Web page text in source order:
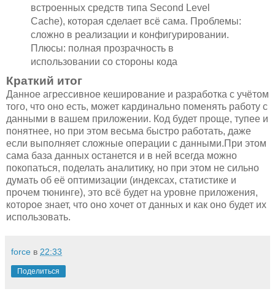
встроенных средств типа Second Level
Cache), которая сделает всё сама. Проблемы:
сложно в реализации и конфигурировании.
Плюсы: полная прозрачность в
использовании со стороны кода
Краткий итог
Данное агрессивное кеширование и разработка с учётом
того, что оно есть, может кардинально поменять работу с
данными в вашем приложении. Код будет проще, тупее и
понятнее, но при этом весьма быстро работать, даже
если выполняет сложные операции с данными.При этом
сама база данных останется и в ней всегда можно
покопаться, поделать аналитику, но при этом не сильно
думать об её оптимизации (индексах, статистике и
прочем тюнинге), это всё будет на уровне приложения,
которое знает, что оно хочет от данных и как оно будет их
использовать.
force в 22:33
Поделиться